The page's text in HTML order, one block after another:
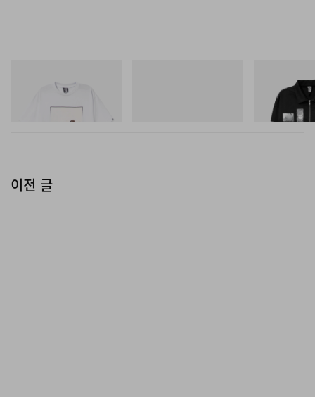
Billionaire Boys Club X Initial
D Cotton T-Shirt 2
Billionaire
D Cotton Jacket
쇼핑하기
이전 글